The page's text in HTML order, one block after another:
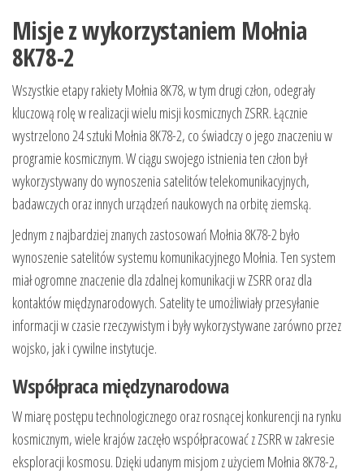
Misje z wykorzystaniem Mołnia
8K78-2
Wszystkie etapy rakiety Mołnia 8K78, w tym drugi człon, odegrały
kluczową rolę w realizacji wielu misji kosmicznych ZSRR. Łącznie
wystrzelono 24 sztuki Mołnia 8K78-2, co świadczy o jego znaczeniu w
programie kosmicznym. W ciągu swojego istnienia ten człon był
wykorzystywany do wynoszenia satelitów telekomunikacyjnych,
badawczych oraz innych urządzeń naukowych na orbitę ziemską.
Jednym z najbardziej znanych zastosowań Mołnia 8K78-2 było
wynoszenie satelitów systemu komunikacyjnego Mołnia. Ten system
miał ogromne znaczenie dla zdalnej komunikacji w ZSRR oraz dla
kontaktów międzynarodowych. Satelity te umożliwiały przesyłanie
informacji w czasie rzeczywistym i były wykorzystywane zarówno przez
wojsko, jak i cywilne instytucje.
Współpraca międzynarodowa
W miarę postępu technologicznego oraz rosnącej konkurencji na rynku
kosmicznym, wiele krajów zaczęło współpracować z ZSRR w zakresie
eksploracji kosmosu. Dzięki udanym misjom z użyciem Mołnia 8K78-2,